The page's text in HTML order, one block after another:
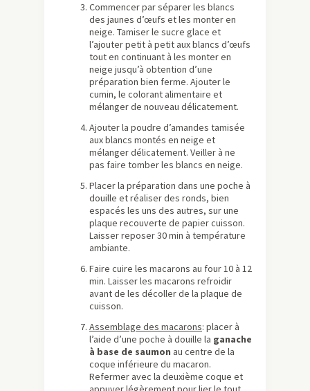
Commencer par séparer les blancs
des jaunes d’œufs et les monter en
neige. Tamiser le sucre glace et
l’ajouter petit à petit aux blancs d’œufs
tout en continuant à les monter en
neige jusqu’à obtention d’une
préparation bien ferme. Ajouter le
cumin, le colorant alimentaire et
mélanger de nouveau délicatement.
Ajouter la poudre d’amandes tamisée
aux blancs montés en neige et
mélanger délicatement. Veiller à ne
pas faire tomber les blancs en neige.
Placer la préparation dans une poche à
douille et réaliser des ronds, bien
espacés les uns des autres, sur une
plaque recouverte de papier cuisson.
Laisser reposer 30 min à température
ambiante.
Faire cuire les macarons au four 10 à 12
min. Laisser les macarons refroidir
avant de les décoller de la plaque de
cuisson.
Assemblage des macarons: placer à
l’aide d’une poche à douille la ganache
à base de saumon au centre de la
coque inférieure du macaron.
Refermer avec la deuxième coque et